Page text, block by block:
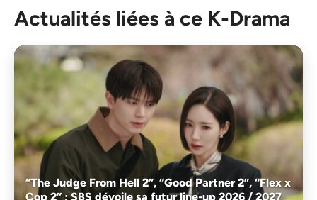
Actualités liées à ce K-Drama
“The Judge From Hell 2”, “Good Partner 2”, “Flex x
Cop 2” : SBS dévoile sa futur line-up 2026 / 2027